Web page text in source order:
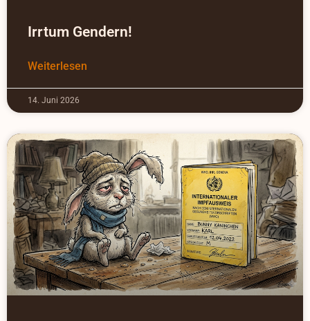
Irrtum Gendern!
Weiterlesen
14. Juni 2026